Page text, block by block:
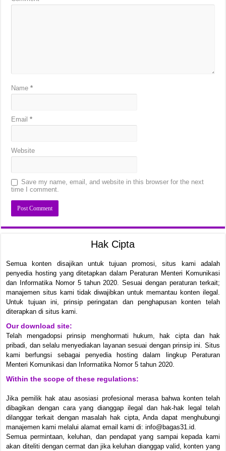
Name*
Email*
Website
Save my name, email, and website in this browser for the next
time I comment.
Hak Cipta
Semua konten disajikan untuk tujuan promosi, situs kami adalah
penyedia hosting yang ditetapkan dalam Peraturan Menteri Komunikasi
dan Informatika Nomor 5 tahun 2020. Sesuai dengan peraturan terkait;
manajemen situs kami tidak diwajibkan untuk memantau konten ilegal.
Untuk tujuan ini, prinsip peringatan dan penghapusan konten telah
diterapkan di situs kami.
Our download site:
Telah mengadopsi prinsip menghormati hukum, hak cipta dan hak
pribadi, dan selalu menyediakan layanan sesuai dengan prinsip ini. Situs
kami berfungsi sebagai penyedia hosting dalam lingkup Peraturan
Menteri Komunikasi dan Informatika Nomor 5 tahun 2020.
Within the scope of these regulations:
Jika pemilik hak atau asosiasi profesional merasa bahwa konten telah
dibagikan dengan cara yang dianggap ilegal dan hak-hak legal telah
dilanggar terkait dengan masalah hak cipta, Anda dapat menghubungi
manajemen kami melalui alamat email kami di: info@bagas31.id.
Semua permintaan, keluhan, dan pendapat yang sampai kepada kami
akan diteliti dengan cermat dan jika keluhan dianggap valid, konten yang